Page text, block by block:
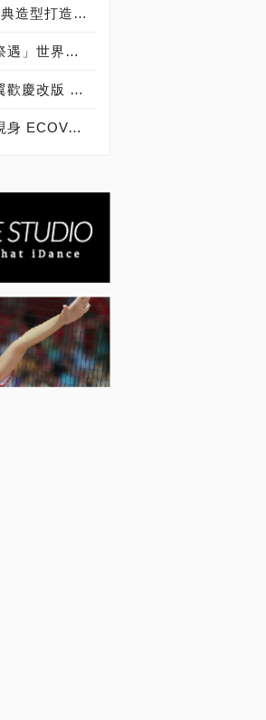
Lofree 復古小音響 經典造型打造老靈魂的雋永品味
台灣原住民的各種「祭遇」世界級坎城影展發光
艾肯娛樂手遊狂暴之翼歡慶改版 首創遊戲透明實況車「狂暴列車」現身台北街頭
地表最強掃地機器人現身 ECOVACS推雙機合一頂規機種